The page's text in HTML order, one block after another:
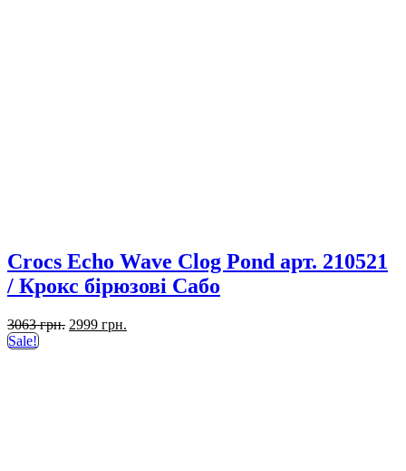
Crocs Echo Wave Clog Pond арт. 210521
/ Крокс бірюзові Сабо
3063грн. Оригінальна
2999 грн.
Sale!